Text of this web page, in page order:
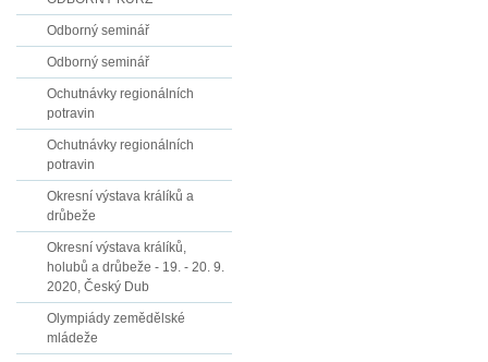
Odborný seminář
Odborný seminář
Ochutnávky regionálních
potravin
Ochutnávky regionálních
potravin
Okresní výstava králíků a
drůbeže
Okresní výstava králíků,
holubů a drůbeže - 19. - 20. 9.
2020, Český Dub
Olympiády zemědělské
mládeže